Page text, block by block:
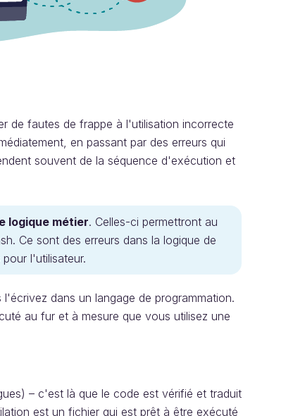
de fautes de frappe à l'utilisation incorrecte
en passant par des erreurs qui
souvent de la séquence d'exécution et
logique métier. Celles-ci permettront au
Ce sont des erreurs dans la logique de
l'utilisateur.
dans un langage de programmation.
au fur et à mesure que vous utilisez une
– c'est là que le code est vérifié et traduit
est un fichier qui est prêt à être exécuté